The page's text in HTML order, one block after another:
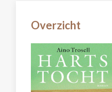
Overzicht